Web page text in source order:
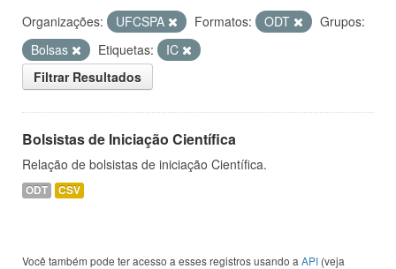
Organizações: UFCSPA Formatos: ODT
Grupos:
Bolsas
Etiquetas:
IC
Filtrar Resultados
Bolsistas de Iniciação Científica
Relação de bolsistas de iniciação Científica.
ODT CSV
Você também pode ter acesso a esses registros usando a API (veja